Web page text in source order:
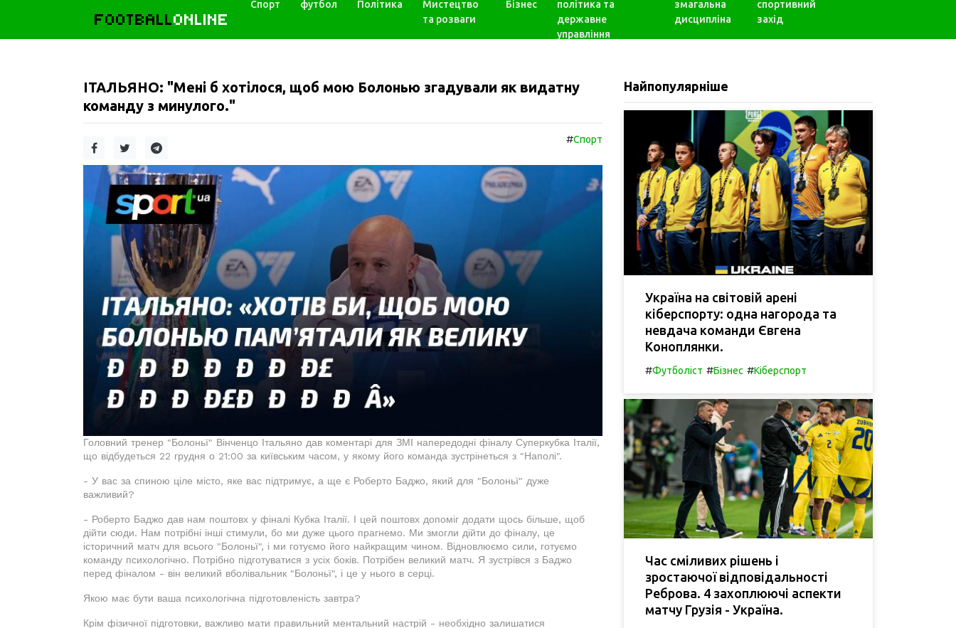
FOOTBALLONLINE
Спорт футбол Політика
Мистецтво
та розваги
Бізнес
політика та
державне
управління
змагальна
дисципліна
спортивний
захід
ІТАЛЬЯНО: "Мені б хотілося, щоб мою Болонью згадували як видатну
команду з минулого."
#Спорт
Головний тренер "Болоньї" Вінченцо Італьяно дав коментарі для ЗМІ напередодні фіналу Суперкубка Італії,
що відбудеться 22 грудня о 21:00 за київським часом, у якому його команда зустрінеться з "Наполі".
- У вас за спиною ціле місто, яке вас підтримує, а ще є Роберто Баджо, який для "Болоньї" дуже
важливий?
- Роберто Баджо дав нам поштовх у фіналі Кубка Італії. І цей поштовх допоміг додати щось більше, щоб
дійти сюди. Нам потрібні інші стимули, бо ми дуже цього прагнемо. Ми змогли дійти до фіналу, це
історичний матч для всього "Болоньї", і ми готуємо його найкращим чином. Відновлюємо сили, готуємо
команду психологічно. Потрібно підготуватися з усіх боків. Потрібен великий матч. Я зустрівся з Баджо
перед фіналом - він великий вболівальник "Болоньї", і це у нього в серці.
Якою має бути ваша психологічна підготовленість завтра?
Крім фізичної підготовки, важливо мати правильний ментальний настрій - необхідно залишатися
Найпопулярніше
Україна на світовій арені
кіберспорту: одна нагорода та
невдача команди Євгена
Коноплянки.
#Футболіст #Бізнес #Кіберспорт
Час сміливих рішень і
зростаючої відповідальності
Реброва. 4 захоплюючі аспекти
матчу Грузія - Україна.